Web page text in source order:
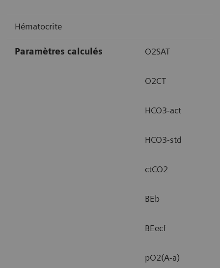
Hématocrite
Paramètres calculés O2SAT
O2CT
HCO3-act
HCO3-std
ctCO2
BEb
BEecf
pO2(A-a)